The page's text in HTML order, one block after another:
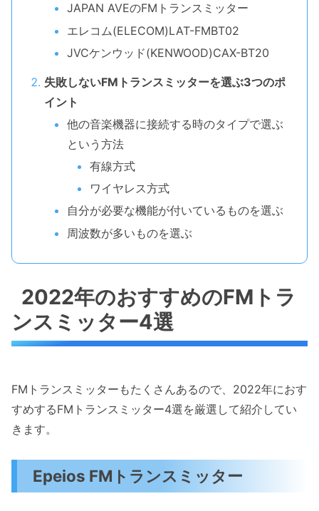
JAPAN AVEのFMトランスミッター
エレコム(ELECOM)LAT-FMBT02
JVCケンウッド(KENWOOD)CAX-BT20
失敗しないFMトランスミッターを選ぶ3つのポ
イント
他の音楽機器に接続する時のタイプで選ぶ
という方法
有線方式
ワイヤレス方式
自分が必要な機能が付いているものを選ぶ
周波数が多いものを選ぶ
2022年のおすすめのFMトラ
ンスミッター4選
FMトランスミッターもたくさんあるので、2022年におす
すめするFMトランスミッター4選を厳選して紹介してい
きます。
Epeios FMトランスミッター